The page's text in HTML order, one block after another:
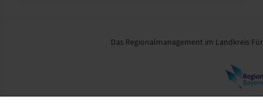
Das Regionalmanagement im Landkreis